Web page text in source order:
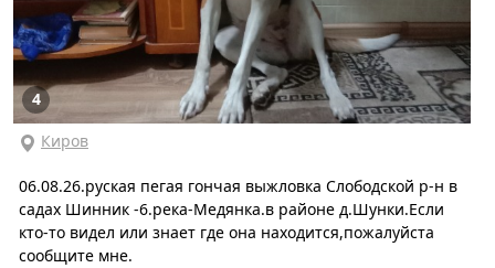
4
Киров
06.08.26.руская пегая гончая выжловка Слободской р-н в
садах Шинник -6.река-Медянка.в районе д.Шунки.Если
кто-то видел или знает где она находится,пожалуйста
сообщите мне.